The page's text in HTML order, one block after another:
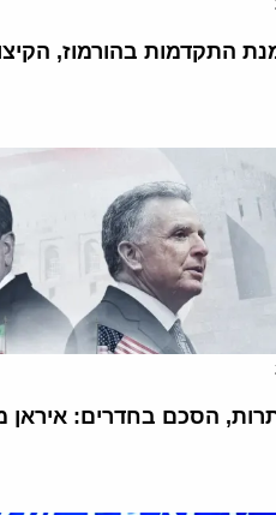
התקדמות בהורמוז,
הסכם בחדרים: איראן